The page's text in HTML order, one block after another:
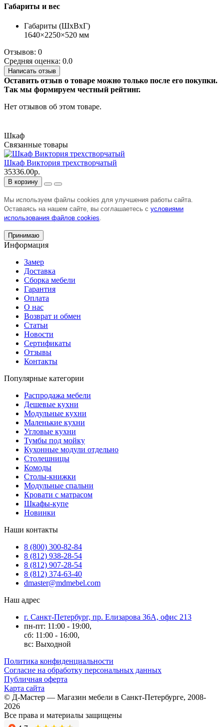
Габариты и вес
Габариты (ШхВхГ)
1640×2250×520 мм
Отзывов: 0
Средняя оценка: 0.0
Написать отзыв
Оставить отзыв о товаре можно только после его покупки.
Так мы формируем честный рейтинг.
Нет отзывов об этом товаре.
Шкаф
Связанные товары
Шкаф Виктория трехстворчатый
35336.00р.
В корзину
Мы используем файлы cookies для улучшения работы сайта.
Оставаясь на нашем сайте, вы соглашаетесь с условиями
использования файлов cookies.
Принимаю
Информация
Замер
Доставка
Сборка мебели
Гарантия
Оплата
О нас
Возврат и обмен
Статьи
Новости
Сертификаты
Отзывы
Контакты
Популярные категории
Распродажа мебели
Дешевые кухни
Модульные кухни
Маленькие кухни
Угловые кухни
Тумбы под мойку
Кухонные модули отдельно
Столешницы
Комоды
Столы-книжки
Модульные спальни
Кровати с матрасом
Шкафы-купе
Новинки
Наши контакты
8 (800) 300-82-84
8 (812) 938-28-54
8 (812) 907-28-54
8 (812) 374-63-40
dmaster@mdmebel.com
Наш адрес
г. Санкт-Петербург, пр. Елизарова 36А, офис 213
пн-пт: 11:00 - 19:00,
сб: 11:00 - 16:00,
вс: Выходной
Политика конфиденциальности
Согласие на обработку персональных данных
Публичная оферта
Карта сайта
© Д-Мастер — Магазин мебели в Санкт-Петербурге, 2008-
2026
Все права и материалы защищены